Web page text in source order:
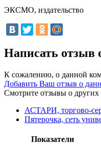
ЭКСМО, издательство
Написать
К сожалению, о данной
Добавить Ваш отзыв о
Смотрите отзывы о других
АСТАРИ, торгово-
Пятерочка, сеть
Показатели